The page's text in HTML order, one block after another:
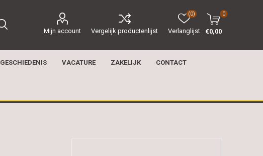
Mijn account Vergelijk productenlijst Verlanglijst
(0) 0
€0,00
GESCHIEDENIS VACATURE ZAKELIJK CONTACT